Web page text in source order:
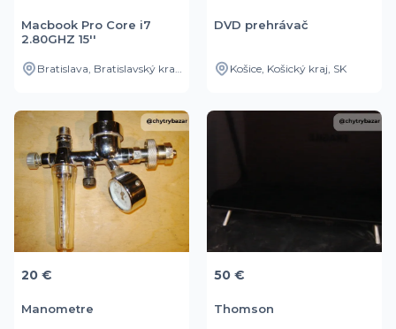
Macbook Pro Core i7
2.80GHZ 15''
Bratislava, Bratislavský kraj, SK
DVD prehrávač
Košice, Košický kraj, SK
20 €
Manometre
50 €
Thomson